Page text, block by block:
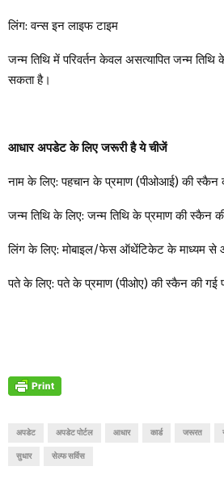
लिंग: वन्स इन लाइफ टाइम
जन्म तिथि में परिवर्तन केवल असत्यापित जन्म तिथि
सकता है।
आधार अपडेट के लिए जरूरी है ये चीजें
नाम के लिए: पहचान के प्रमाण (पीओआई) की स्कैन
जन्म तिथि के लिए: जन्म तिथि के प्रमाण की स्कैन
लिंग के लिए: मोबाइल/फेस ऑथेंटिकेट के माध्यम से
पते के लिए: पते के प्रमाण (पीओए) की स्कैन की गई
अपडेट अपडेट पोर्टल आधार कार्ड जरूरत
सुधार सेल्फ सर्विस